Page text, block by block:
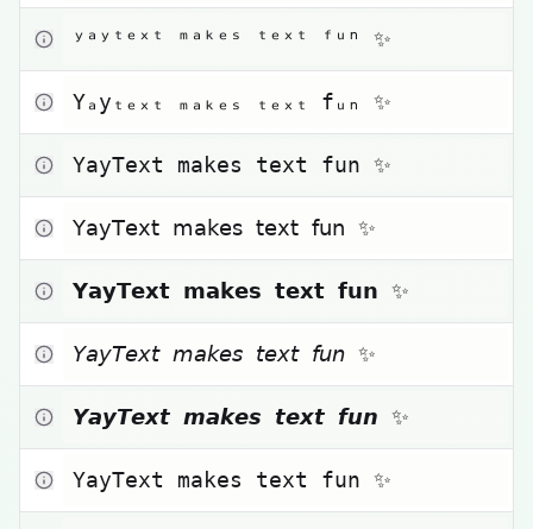
ʸᵃʸᵗᵉˣᵗ ᵐᵃᵏᵉˢ ᵗᵉˣᵗ ᶠᵘⁿ ✨
Yₐyₜₑₓₜ ₘₐₖₑₛ ₜₑₓₜ fᵤₙ ✨
YayText makes text fun ✨
𝖸𝖺𝗒𝖳𝖾𝗑𝗍 𝗆𝖺𝗄𝖾𝗌 𝗍𝖾𝗑𝗍 𝖿𝗎𝗇 ✨
𝗬𝗮𝘆𝗧𝗲𝘅𝘁 𝗺𝗮𝗸𝗲𝘀 𝘁𝗲𝘅𝘁 𝗳𝘂𝗻 ✨
𝘠𝘢𝘺𝘛𝘦𝘹𝘵 𝘮𝘢𝘬𝘦𝘴 𝘵𝘦𝘹𝘵 𝘧𝘶𝘯 ✨
𝙔𝙖𝙮𝙏𝙚𝙭𝙩 𝙢𝙖𝙠𝙚𝙨 𝙩𝙚𝙭𝙩 𝙛𝙪𝙣 ✨
𝚈𝚊𝚢𝚃𝚎𝚡𝚝 𝚖𝚊𝚔𝚎𝚜 𝚝𝚎𝚡𝚝 𝚏𝚞𝚗 ✨